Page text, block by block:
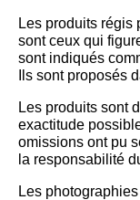
Les produits régis
sont ceux qui
sont indiqués
Ils sont proposés
Les produits sont
exactitude
omissions ont pu
la responsabilité
Les